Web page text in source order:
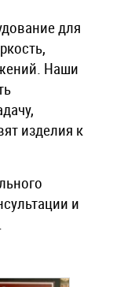
для
Наши
изделия к
и